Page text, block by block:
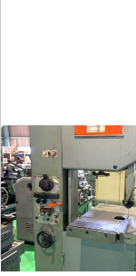
コンターマシン
メーカー ニコテック
形 NCC-500
年 式1986